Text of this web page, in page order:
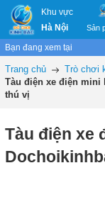
Khu vực
Hà Nội
Sản
Bạn đang xem tại
Trang chủ
Trò chơi
Tàu điện xe điện mini
thú vị
Tàu điện xe